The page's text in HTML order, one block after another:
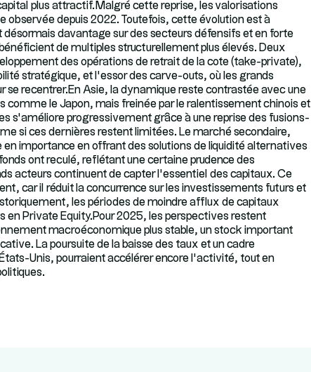
plus attractif.Malgré cette reprise, les valorisations
observée depuis 2022. Toutefois, cette évolution est à
davantage sur des secteurs défensifs et en forte
de multiples structurellement plus élevés. Deux
des opérations de retrait de la cote (take-private),
stratégique, et l’essor des carve-outs, où les grands
se recentrer.En Asie, la dynamique reste contrastée avec une
comme le Japon, mais freinée par le ralentissement chinois et
s’améliore progressivement grâce à une reprise des fusions-
si ces dernières restent limitées. Le marché secondaire,
importance en offrant des solutions de liquidité alternatives
ont reculé, reflétant une certaine prudence des
acteurs continuent de capter l’essentiel des capitaux. Ce
car il réduit la concurrence sur les investissements futurs et
les périodes de moindre afflux de capitaux
en Private Equity.Pour 2025, les perspectives restent
macroéconomique plus stable, un stock important
La poursuite de la baisse des taux et un cadre
Unis, pourraient accélérer encore l’activité, tout en